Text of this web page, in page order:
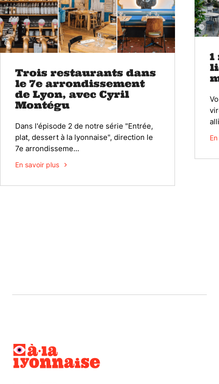
©
Trois restaurants dans
le 7e arrondissement
de Lyon, avec Cyril
Montégu
Dans l'épisode 2 de notre série "Entrée,
plat, dessert à la lyonnaise", direction le
7e arrondisseme...
En savoir plus
©
1